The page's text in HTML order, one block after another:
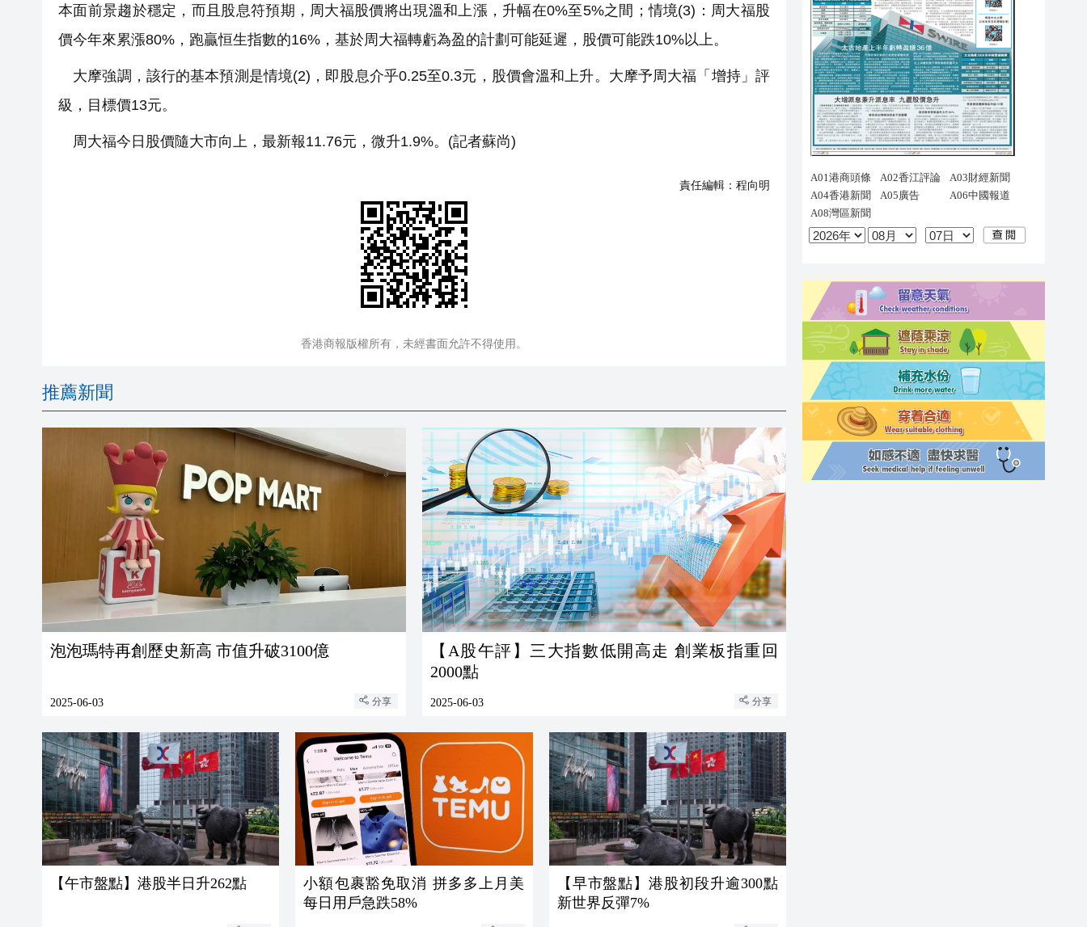
本面前景趨於穩定，而且股息符預期，周大福股價將出現溫和上漲，升幅在0%至5%之間；情境(3)：周大福股
價今年來累漲80%，跑贏恒生指數的16%，基於周大福轉虧為盈的計劃可能延遲，股價可能跌10%以上。
大摩強調，該行的基本預測是情境(2)，即股息介乎0.25至0.3元，股價會溫和上升。大摩予周大福「增持」評
級，目標價13元。
周大福今日股價隨大市向上，最新報11.76元，微升1.9%。(記者蘇尚)
責任編輯： 程向明
香港商報版權所有，未經書面允許不得使用。
推薦新聞
泡泡瑪特再創歷史新高 市值升破3100億
2025-06-03 分享
【A股午評】三大指數低開高走 創業板指重回
2000點
2025-06-03 分享
【午市盤點】港股半日升262點
小額包裹豁免取消 拼多多上月美
每日用戶急跌58%
【早市盤點】港股初段升逾300點
新世界反彈7%